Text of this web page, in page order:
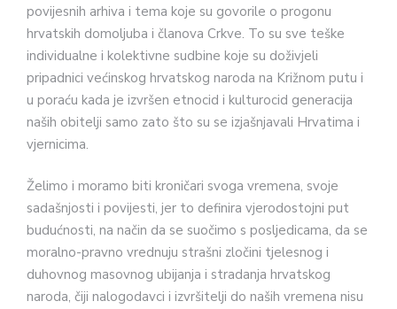
povijesnih arhiva i tema koje su govorile o progonu
hrvatskih domoljuba i članova Crkve. To su sve teške
individualne i kolektivne sudbine koje su doživjeli
pripadnici većinskog hrvatskog naroda na Križnom putu i
u poraću kada je izvršen etnocid i kulturocid generacija
naših obitelji samo zato što su se izjašnjavali Hrvatima i
vjernicima.
Želimo i moramo biti kroničari svoga vremena, svoje
sadašnjosti i povijesti, jer to definira vjerodostojni put
budućnosti, na način da se suočimo s posljedicama, da se
moralno-pravno vrednuju strašni zločini tjelesnog i
duhovnog masovnog ubijanja i stradanja hrvatskog
naroda, čiji nalogodavci i izvršitelji do naših vremena nisu